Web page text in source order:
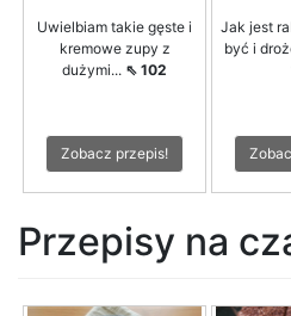
Uwielbiam takie gęste i
kremowe zupy z
dużymi... ⇖ 102
Zobacz przepis!
Jak jest
być i
Przepisy na